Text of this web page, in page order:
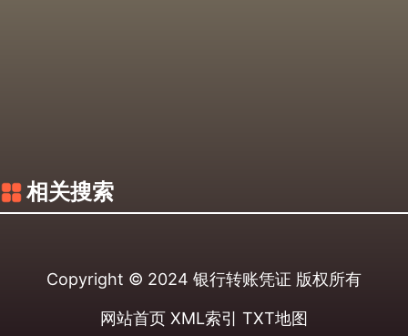
相关搜索
Copyright © 2024 银行转账凭证 版权所有
网站首页 XML索引 TXT地图